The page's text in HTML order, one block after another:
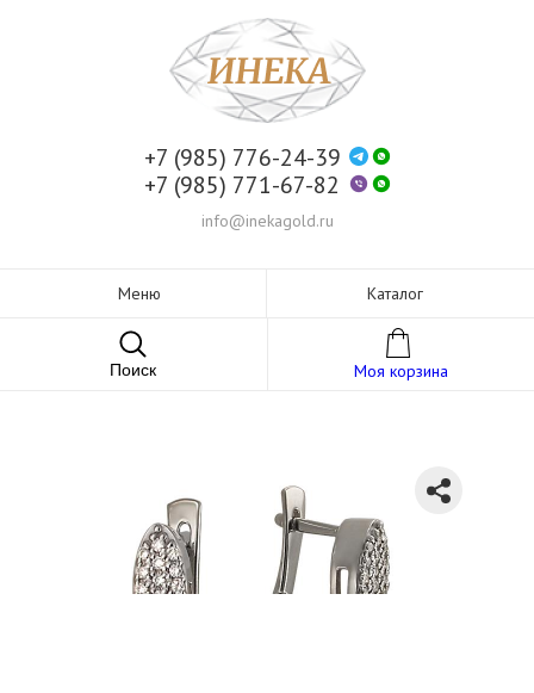
+7 (985) 776-24-39
+7 (985) 771-67-82
info@inekagold.ru
Меню Каталог
Поиск Моя корзина